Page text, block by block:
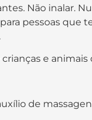
Não inalar.
pessoas que
e
de